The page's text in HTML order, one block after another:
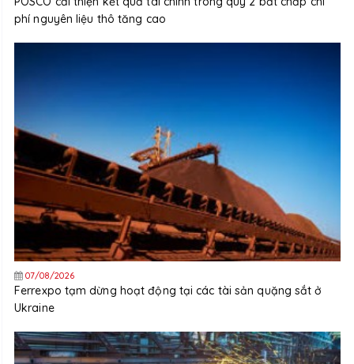
phí nguyên liệu thô tăng cao
07/08/2026
Ferrexpo tạm dừng hoạt động tại các tài sản quặng sắt ở
Ukraine